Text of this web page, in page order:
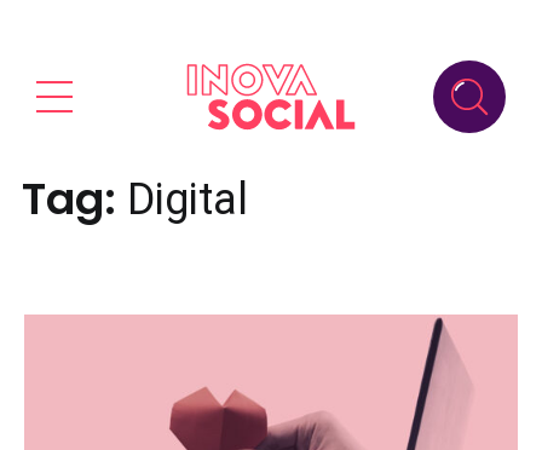
Tag: Digital